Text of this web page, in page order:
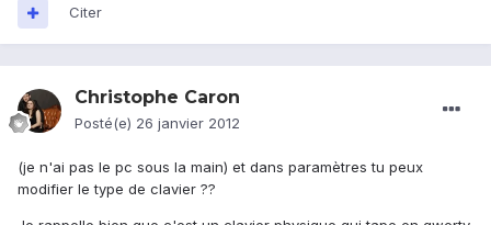
Citer
Christophe Caron
Posté(e) 26 janvier 2012
(je n'ai pas le pc sous la main) et dans paramètres tu peux
modifier le type de clavier ??